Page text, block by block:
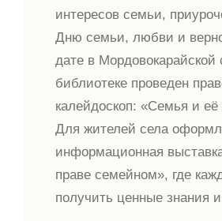
интересов семьи,
Дню семьи, любви и
дате в Мордовокарайской
библиотеке проведен
калейдоскоп: «Семья и
Для жителей села
информационная
праве семейном», где
получить ценные знания